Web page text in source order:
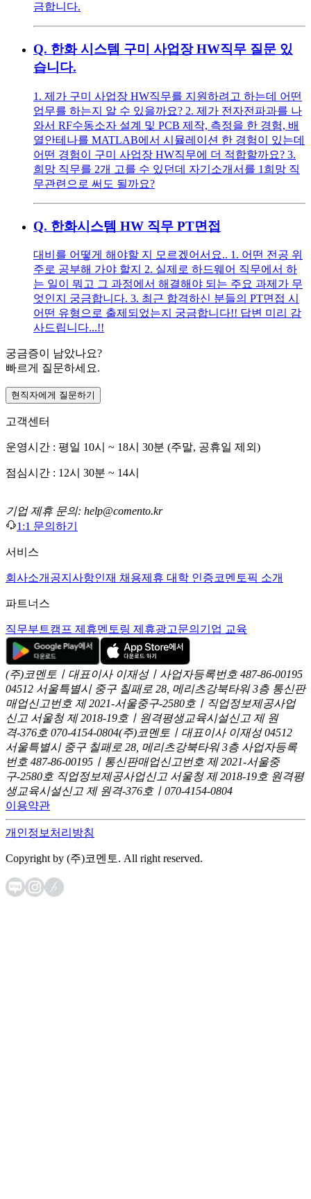
금합니다.
Q. 한화 시스템 구미 사업장 HW직무 질문 있
습니다.
1. 제가 구미 사업장 HW직무를 지원하려고 하는데 어떤
업무를 하는지 알 수 있을까요? 2. 제가 전자전파과를 나
와서 RF수동소자 설계 및 PCB 제작, 측정을 한 경험, 배
열안테나를 MATLAB에서 시뮬레이션 한 경험이 있는데
어떤 경험이 구미 사업장 HW직무에 더 적합할까요? 3.
희망 직무를 2개 고를 수 있던데 자기소개서를 1희망 직
무관련으로 써도 될까요?
Q. 한화시스템 HW 직무 PT면접
대비를 어떻게 해야할 지 모르겠어서요.. 1. 어떤 전공 위
주로 공부해 가야 할지 2. 실제로 하드웨어 직무에서 하
는 일이 뭐고 그 과정에서 해결해야 되는 주요 과제가 무
엇인지 궁금합니다. 3. 최근 합격하신 분들의 PT면접 시
어떤 유형으로 출제되었는지 궁금합니다!! 답변 미리 감
사드립니다...!!
궁금증이 남았나요?
빠르게 질문하세요.
현직자에게 질문하기
고객센터
운영시간 : 평일 10시 ~ 18시 30분 (주말, 공휴일 제외)
점심시간 : 12시 30분 ~ 14시
기업 제휴 문의: help@comento.kr
1:1 문의하기
서비스
회사소개 공지사항인재 채용제휴 대학 인증코멘토픽 소개
파트너스
직무부트캠프 제휴멘토링 제휴광고문의 기업 교육
(주)코멘토ㅣ대표이사 이재성ㅣ사업자등록번호 487-86-00195
04512 서울특별시 중구 칠패로 28, 메리츠강북타워 3층 통신판
매업신고번호 제 2021-서울중구-2580호ㅣ직업정보제공사업
신고 서울청 제 2018-19호ㅣ원격평생교육시설신고 제 원
격-376호 070-4154-0804(주)코멘토ㅣ대표이사 이재성 04512
서울특별시 중구 칠패로 28, 메리츠강북타워 3층 사업자등록
번호 487-86-00195ㅣ통신판매업신고번호 제 2021-서울중
구-2580호 직업정보제공사업신고 서울청 제 2018-19호 원격평
생교육시설신고 제 원격-376호ㅣ070-4154-0804
이용약관
개인정보처리방침
Copyright by (주)코멘토. All right reserved.